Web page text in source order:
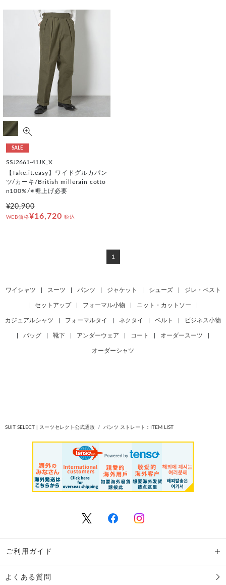
SALE
SSJ2661-41JK_X
【Take.it.easy】ワイドグルカパン
ツ/カーキ/British millerain cotto
n100%/※裾上げ必要
¥20,900
WEB価格¥16,720 税込
1
ワイシャツ スーツ パンツ ジャケット シューズ ジレ・ベスト
セットアップ フォーマル小物 ニット・カットソー
カジュアルシャツ フォーマルタイ ネクタイ ベルト ビジネス小物
バッグ 靴下 アンダーウェア コート オーダースーツ
オーダーシャツ
SUIT SELECT | スーツセレクト公式通販 パンツ ストレート：ITEM LIST
ご利用ガイド
よくある質問